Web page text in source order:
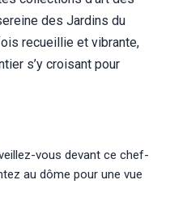
des Jardins du
recueillie et vibrante,
s’y croisant pour
vous devant ce chef-
au dôme pour une vue